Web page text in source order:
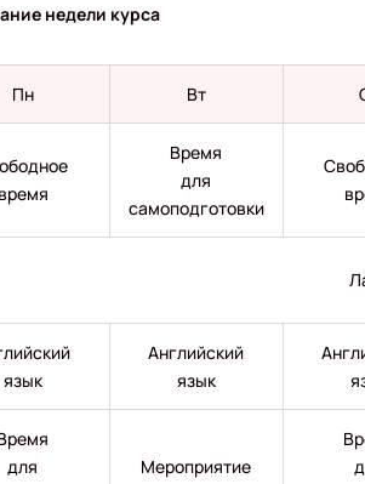
недели курса
Пн Вт
время
Время
для
самоподготовки
язык
Английский
язык
для
Мероприятие